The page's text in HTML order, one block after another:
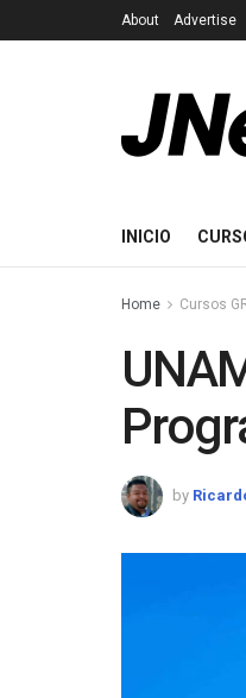
About Advertise
INICIO
Home Cursos
by